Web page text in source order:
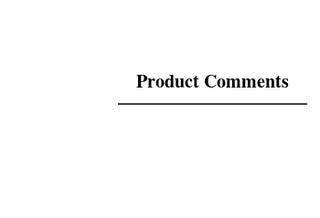
Product Comments